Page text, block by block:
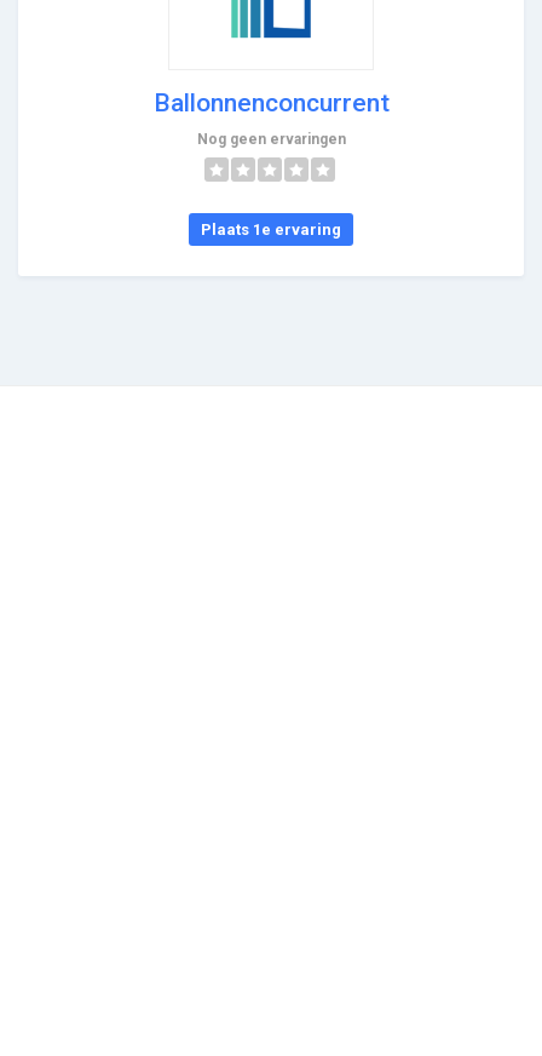
Ballonnenconcurrent
Nog geen ervaringen
Plaats 1e ervaring